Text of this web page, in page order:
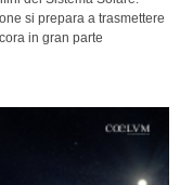
si prepara a trasmettere
in gran parte